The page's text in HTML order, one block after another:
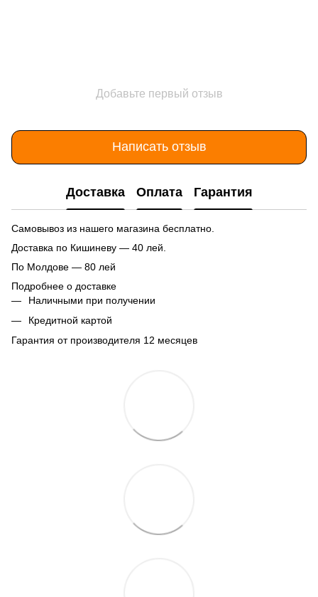
Добавьте первый отзыв
Написать отзыв
Доставка Оплата Гарантия
Самовывоз из нашего магазина бесплатно.
Доставка по Кишиневу — 40 лей.
По Молдове — 80 лей
Подробнее о доставке
Наличными при получении
Кредитной картой
Гарантия от производителя 12 месяцев